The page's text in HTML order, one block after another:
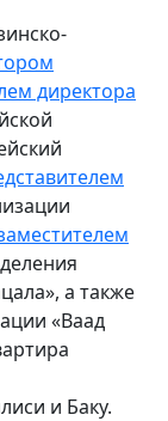
директора
а также
«Ваад
и Баку.